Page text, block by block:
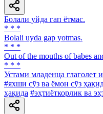
Болали уйда гап ётмас.
* * *
Bolali uyda gap yotmas.
* * *
Out of the mouths of babes
* * *
Устами младенца глаголет
#яхши сўз ва ёмон сўз
ҳақида #эҳтиёткорлик ва